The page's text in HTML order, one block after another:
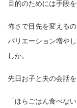
目的のためには手段
怖さで目先を変える
バリエーション増や
しか。
先日お子と夫の会話
「ほらごはん食べな